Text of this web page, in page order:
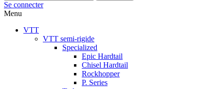
Se connecter
Menu
VTT
VTT semi-rigide
Specialized
Epic Hardtail
Chisel Hardtail
Rockhopper
P. Series